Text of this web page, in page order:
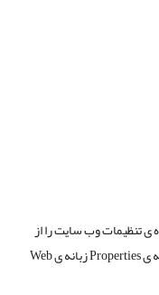
ی تنظیمات وب سایت را از
طریق کلیک راست روی نام وب سایت و انتخاب گزینه ی Properties زبانه ی Web